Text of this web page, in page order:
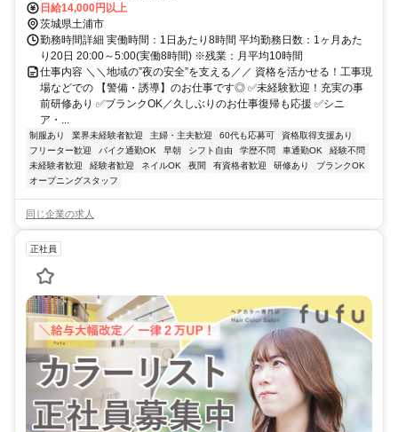
日給14,000円以上
茨城県土浦市
勤務時間詳細 実働時間：1日あたり8時間 平均勤務日数：1ヶ月あた
り20日 20:00～5:00(実働8時間) ※残業：月平均10時間
仕事内容 ＼＼地域の”夜の安全”を支える／／ 資格を活かせる！工事現
場などでの 【警備・誘導】のお仕事です◎ ✅未経験歓迎！充実の事
前研修あり ✅ブランクOK／久しぶりのお仕事復帰も応援 ✅シニ
ア・...
制服あり 業界未経験者歓迎 主婦・主夫歓迎 60代も応募可
資格取得支援あり
フリーター歓迎
バイク通勤OK 早朝 シフト自由 学歴不問 車通勤OK
経験不問
未経験者歓迎
経験者歓迎 ネイルOK 夜間 有資格者歓迎 研修あり
ブランクOK
オープニングスタッフ
同じ企業の求人
正社員